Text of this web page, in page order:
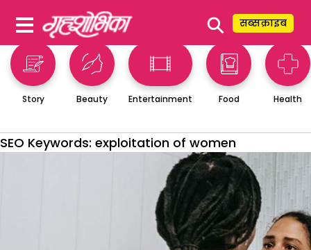
⚲ सब्सक्राइब
Story Beauty Entertainment Food Health
SEO Keywords: exploitation of women